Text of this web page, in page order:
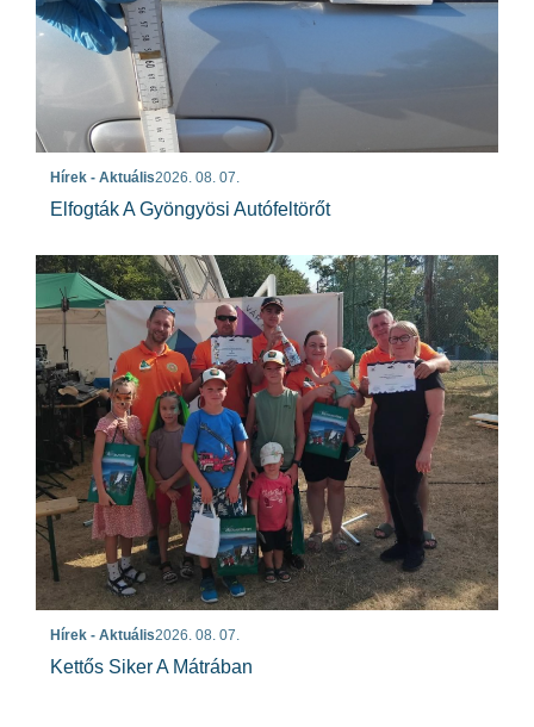
Hírek - Aktuális2026. 08. 07.
Elfogták A Gyöngyösi Autófeltörőt
Hírek - Aktuális2026. 08. 07.
Kettős Siker A Mátrában